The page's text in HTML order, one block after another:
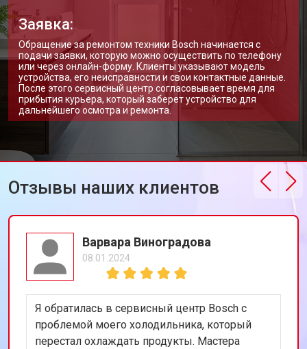
Заявка:
Обращение за ремонтом техники Bosch начинается с
подачи заявки, которую можно осуществить по телефону
или через онлайн-форму. Клиенты указывают модель
устройства, его неисправности и свои контактные данные.
После этого сервисный центр согласовывает время для
прибытия курьера, который заберет устройство для
дальнейшего осмотра и ремонта.
Отзывы наших клиентов
Варвара Виноградова
08.01.2024
Я обратилась в сервисный центр Bosch с
проблемой моего холодильника, который
перестал охлаждать продукты. Мастера